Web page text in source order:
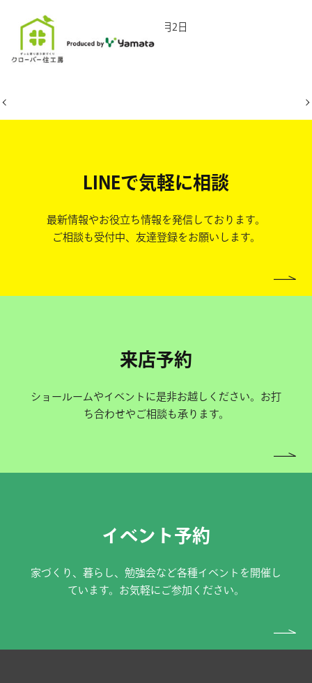
2025年10月2日
LINEで気軽に相談
最新情報やお役立ち情報を発信しております。
ご相談も受付中、友達登録をお願いします。
来店予約
ショールームやイベントに是非お越しください。お打
ち合わせやご相談も承ります。
イベント予約
家づくり、暮らし、勉強会など各種イベントを開催し
ています。お気軽にご参加ください。